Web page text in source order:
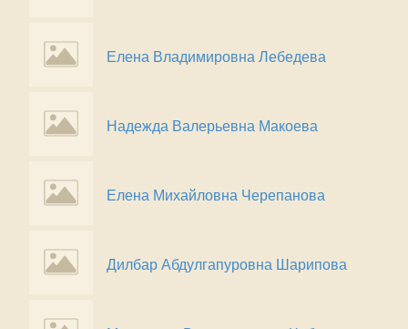
Елена Владимировна Лебедева
Надежда Валерьевна Макоева
Елена Михайловна Черепанова
Дилбар Абдулгапуровна Шарипова